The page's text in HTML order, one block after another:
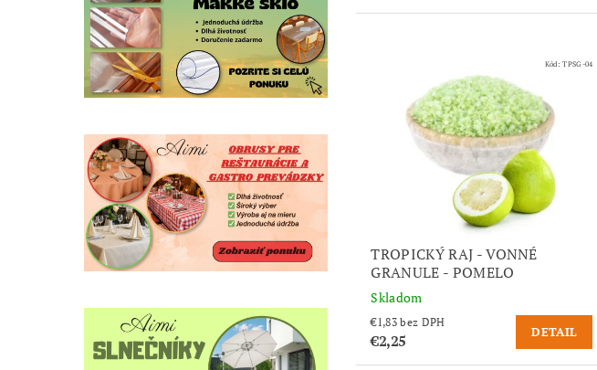
Kód:TPSG-04
TROPICKÝ RAJ - VONNÉ
GRANULE - POMELO
Skladom
€1,83 bez DPH
€2,25 DETAIL